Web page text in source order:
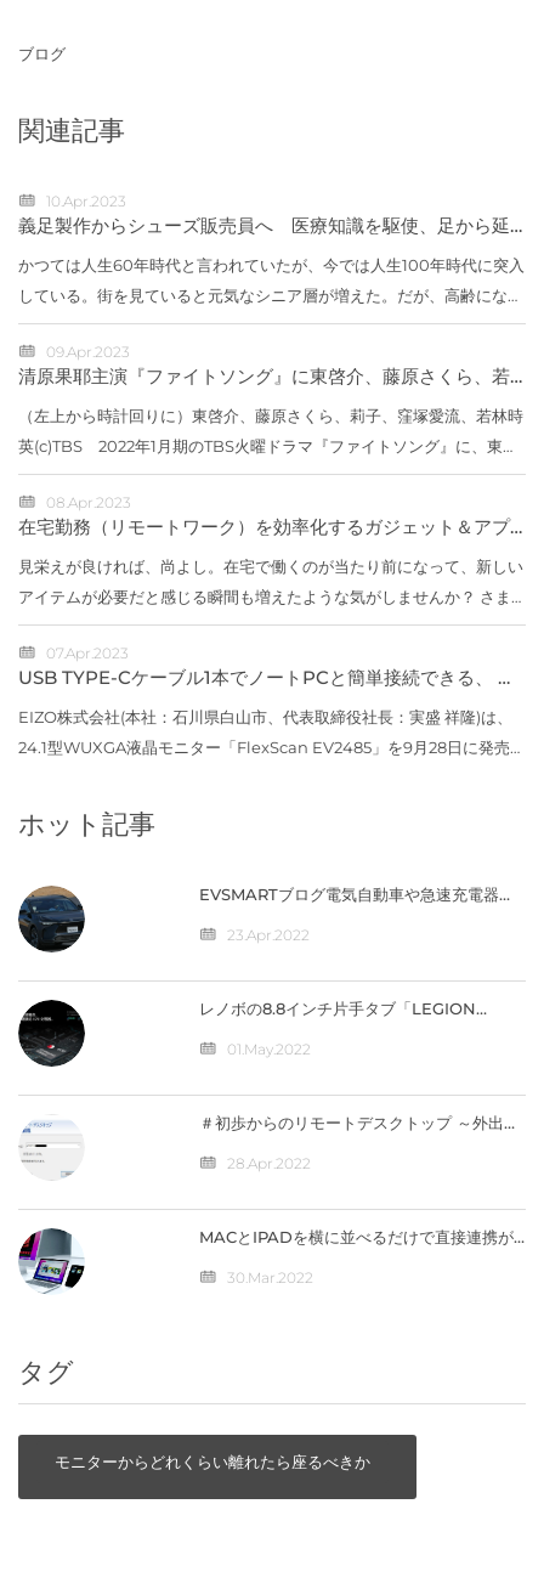
ブログ
関連記事
10.Apr.2023
義足製作からシューズ販売員へ 医療知識を駆使、足から延
かつては人生60年時代と言われていたが、今では人生100年時代に突入
している。街を見ていると元気なシニア層が増えた。だが、高齢になる
と足腰の強さが寿命にも直結してくるらしい。高齢者に限らず、少々歩
きにくい...
09.Apr.2023
清原果耶主演『ファイトソング』に東啓介、藤原さくら、若
（左上から時計回りに）東啓介、藤原さくら、莉子、窪塚愛流、若林時
英(c)TBS 2022年1月期のTBS火曜ドラマ『ファイトソング』に、東啓
介、藤原さくら、若林時英、窪塚愛流、莉子が出演することが決定し
た。【写真】...
08.Apr.2023
在宅勤務（リモートワーク）を効率化するガジェット＆アプ
見栄えが良ければ、尚よし。在宅で働くのが当たり前になって、新しい
アイテムが必要だと感じる瞬間も増えたような気がしませんか？ さま
ざまなガジェットを徹底比較してオススメを提案してくれることで大人
気の米国...
07.Apr.2023
USB TYPE-Cケーブル1本でノートPCと簡単接続できる、 縦
EIZO株式会社(本社：石川県白山市、代表取締役社長：実盛 祥隆)は、
24.1型WUXGA液晶モニター「FlexScan EV2485」を9月28日に発売し
定めていません。...
ホット記事
EVSMARTブログ電気自動車や急速充電器を
『BZ4X』／バッテリー残量の％表示なし
【編集部】 人気記事 最近の投稿 カテゴリー
23.Apr.2022
レノボの8.8インチ片手タブ「LEGION
か】01.May.2022
＃初歩からのリモートデスクトップ ～外出先
28.Apr.2022
MACとIPADを横に並べるだけで直接連携が
仕組みとは？
30.Mar.2022
タグ
モニターからどれくらい離れたら座るべきか